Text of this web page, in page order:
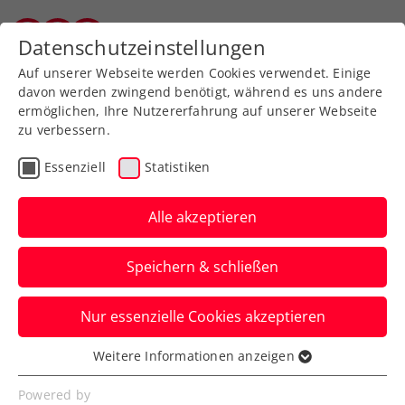
Zurück zur Newsübersicht
Turniere
ATP Erste Bank Open:
500x 2 Tickets zu
gewinnen – die
Osterball-Suche hat
begonnen
Die Veranstalter des ATP-500-Turniers in
Datenschutzeinstellungen
Auf unserer Webseite werden Cookies verwendet. Einige
davon werden zwingend benötigt, während es uns andere
ermöglichen, Ihre Nutzererfahrung auf unserer Webseite
zu verbessern.
Essenziell Statistiken
Alle akzeptieren
Speichern & schließen
Nur essenzielle Cookies akzeptieren
Essenziell
Essenzielle Cookies werden für grundlegende
Weitere Informationen anzeigen
Powered by